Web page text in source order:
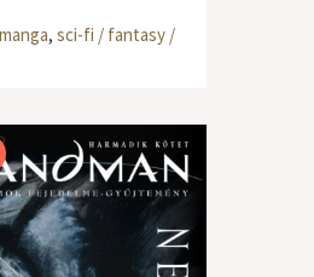
, sci-fi / fantasy /